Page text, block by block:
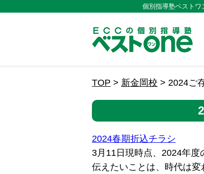
個別指導塾ベストワ
TOP > 新金岡校 > 2024ご
2024春期折込チラシ
3月11日現時点、2024年度
伝えたいことは、時代は